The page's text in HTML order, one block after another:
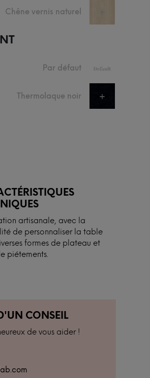
Chêne vernis naturel
Par défaut +
Thermolaque noir +
artisanale, avec la
de personnaliser la table
formes de plateau et
piétements.
CONSEIL
de vous aider !